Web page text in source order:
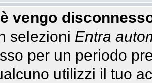
vengo
selezioni Entra
per un periodo
utilizzi il tuo